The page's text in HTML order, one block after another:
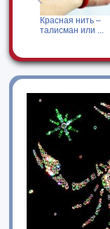
Красная нить –
талисман или ...